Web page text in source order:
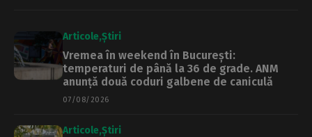
Articole Știri
Vremea în weekend în București:
temperaturi de până la 36 de grade. ANM
anunță două coduri galbene de caniculă
07/08/2026
Articole Știri